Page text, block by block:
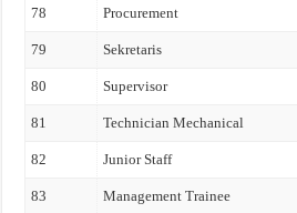
78 Procurement
79 Sekretaris
80 Supervisor
81 Technician Mechanical
82 Junior Staff
83 Management Trainee